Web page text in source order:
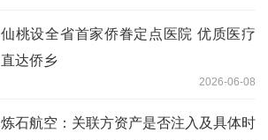
仙桃设全省首家侨眷定点医院 优质医疗
直达侨乡
2026-06-08
炼石航空：关联方资产是否注入及具体时